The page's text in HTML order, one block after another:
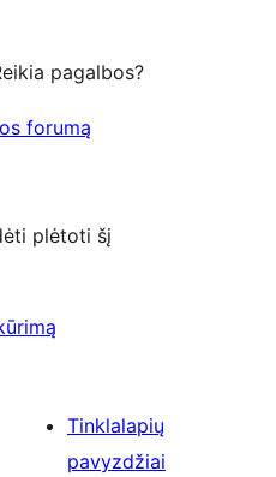
pagalbos?
forumą
plėtoti šį
Tinklalapių
pavyzdžiai